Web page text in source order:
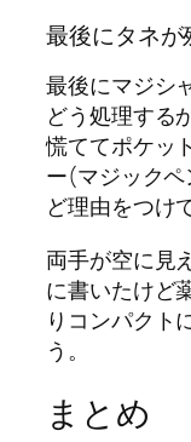
最後にタネが
最後にマジシ
どう処理する
慌ててポケッ
ー(マジック
ど理由をつけ
両手が空に見
に書いたけど
りコンパクト
う。
まとめ